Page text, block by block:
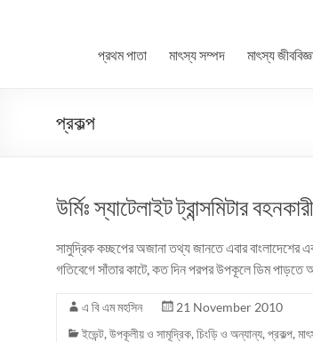
প্রথম পাতা মাৎস্য সম্পদ মাৎস্য
প্রকল্প
উর্মিঃ স্যাটেলাইট ট্রান্সমিটার
সামুদ্রিক কচ্ছপের অজানা তথ্য জানতে এবার বাংলাদেশের
গতিবেগে সাঁতার কাটে, কত দিন পরপর উপকূলে ডিম
এ বি এম মহসিন
21 November 2010
ইভেন্ট, উপকূলীয় ও সামূদ্রিক, চিংড়ি ও অন্যান্য, প্রকল্প,